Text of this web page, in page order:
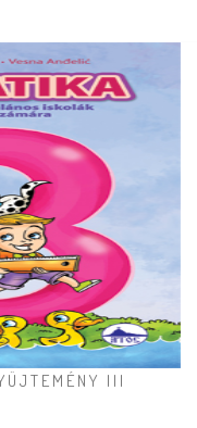
III